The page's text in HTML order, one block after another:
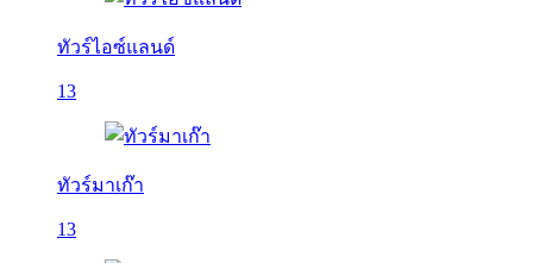
ทัวร์ไอซ์แลนด์
13
ทัวร์มาเก๊า
13